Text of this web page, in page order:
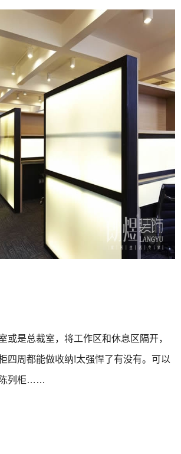
或是总裁室，将工作区和休息区隔开，
四周都能做收纳!太强悍了有没有。可以
陈列柜……